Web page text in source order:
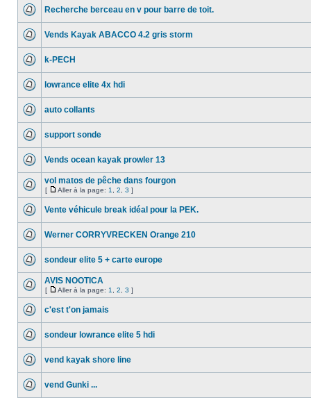
Recherche berceau en v pour barre de toit.
Vends Kayak ABACCO 4.2 gris storm
k-PECH
lowrance elite 4x hdi
auto collants
support sonde
Vends ocean kayak prowler 13
vol matos de pêche dans fourgon
[ Aller à la page: 1 2 3 ]
Vente véhicule break idéal pour la PEK.
Werner CORRYVRECKEN Orange 210
sondeur elite 5 + carte europe
AVIS NOOTICA
[ Aller à la page: 1 2 3 ]
c'est t'on jamais
sondeur lowrance elite 5 hdi
vend kayak shore line
vend Gunki ...